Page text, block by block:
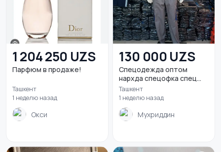
1 204 250 UZS
Парфюм в продаже!
Ташкент
1 неделю назад
Окси
130 000 UZS
Спецодежда оптом
нархда спецофка спец
од...
Ташкент
1 неделю назад
Мухриддин